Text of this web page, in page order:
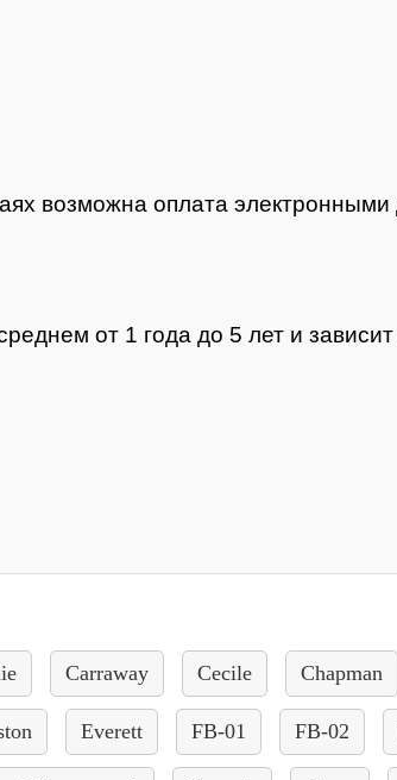
возможна оплата
от 1 года до 5 лет и
Carraway Cecile Chapman
Everett FB-01 FB-02